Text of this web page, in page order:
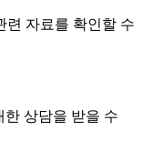
련 자료를 확인할 수
상담을 받을 수